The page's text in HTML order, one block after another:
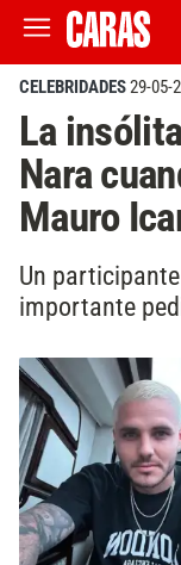
CELEBRIDADES29-05-
La
Nara
Mauro
Un
importante